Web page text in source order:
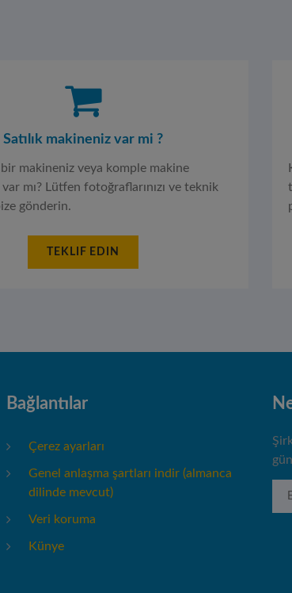
Satılık makineniz var mi ?
makineniz veya komple makine
var mı? Lütfen fotoğraflarınızı ve teknik
gönderin.
TEKLIF EDIN
Bağlantılar
Çerez ayarları
Genel anlaşma şartları indir (almanca
dilinde mevcut)
Veri koruma
Künye